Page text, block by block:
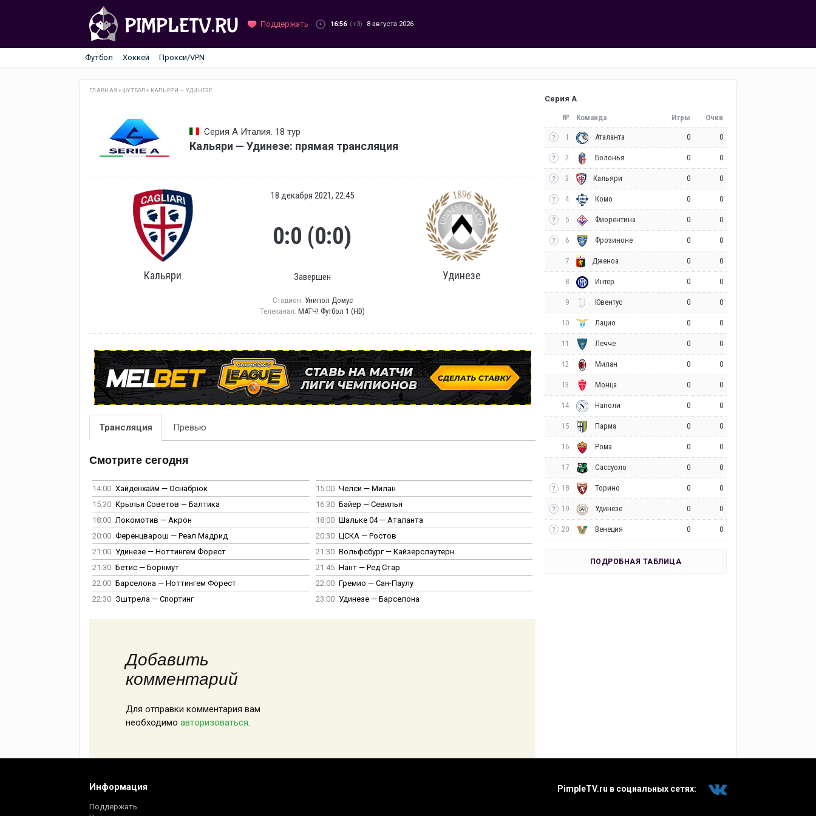
Поддержать 16:56 (+3) 8 августа 2026
Футбол Хоккей Прокси/VPN
ГЛАВНАЯ »ФУТБОЛ » КАЛЬЯРИ — УДИНЕЗЕ
Серия А Италия. 18 тур
Кальяри — Удинезе: прямая трансляция
Кальяри
18 декабря 2021, 22:45
0:0 (0:0)
Завершен Удинезе
Стадион: Унипол Домус
Телеканал: МАТЧ! Футбол 1 (HD)
Трансляция Превью
Смотрите сегодня
14:00 Хайденхайм — Оснабрюк 15:00 Челси — Милан
15:30 Крылья Советов — Балтика 16:30 Байер — Севилья
18:00 Локомотив — Акрон 18:00 Шальке 04 — Аталанта
20:00 Ференцварош — Реал Мадрид 20:30 ЦСКА — Ростов
21:00 Удинезе — Ноттингем Форест 21:30 Вольфсбург — Кайзерслаутерн
21:30 Бетис — Борнмут 21:45 Нант — Ред Стар
22:00 Барселона — Ноттингем Форест 22:00 Гремио — Сан-Паулу
22:30 Эштрела — Спортинг 23:00 Удинезе — Барселона
Добавить
комментарий
Для отправки комментария вам
необходимо авторизоваться.
Серия А
№ Команда Игры Очки
1 Аталанта 0 0
2 Болонья 0 0
3 Кальяри 0 0
4 Комо 0 0
5 Фиорентина 0 0
6 Фрозиноне 0 0
7 Дженоа 0 0
8 Интер 0 0
9 Ювентус 0 0
10 Лацио 0 0
11 Лечче 0 0
12 Милан 0 0
13 Монца 0 0
14 Наполи 0 0
15 Парма 0 0
16 Рома 0 0
17 Сассуоло 0 0
18 Торино 0 0
19 Удинезе 0 0
20 Венеция 0 0
ПОДРОБНАЯ ТАБЛИЦА
Информация
Поддержать
PimpleTV.ru в социальных сетях: